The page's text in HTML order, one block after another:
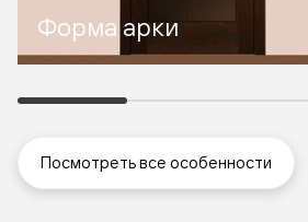
Форма арки
Посмотреть все особенности